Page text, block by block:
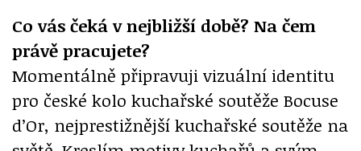
Co vás čeká v nejbližší době? Na čem
právě pracujete?
Momentálně připravuji vizuální identitu
pro české kolo kuchařské soutěže Bocuse
d’Or, nejprestižnější kuchařské soutěže na